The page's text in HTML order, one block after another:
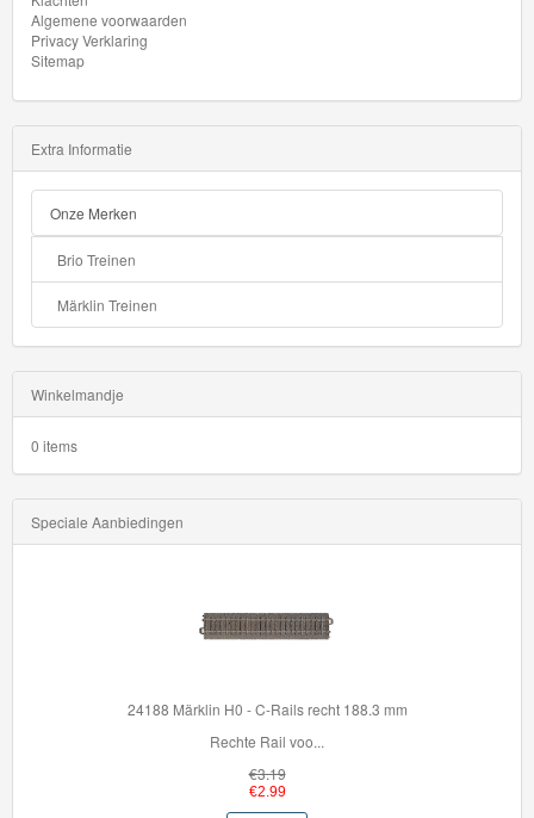
GraviTrax
Dutch
Super
Mario
Disney
Cars
3
Aanbiedingen
Märklin
H0
Treinen
Algemene voorwaarden
Privacy Verklaring
Sitemap
Extra Informatie
Onze Merken
Brio Treinen
Märklin Treinen
Winkelmandje
0 items
Speciale Aanbiedingen
24188 Märklin H0 - C-Rails recht 188.3 mm
Rechte Rail voo...
€3.19
€2.99